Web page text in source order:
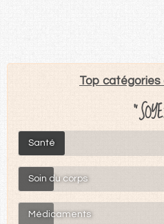
Top catégories
Santé
Soin du corps
Médicaments